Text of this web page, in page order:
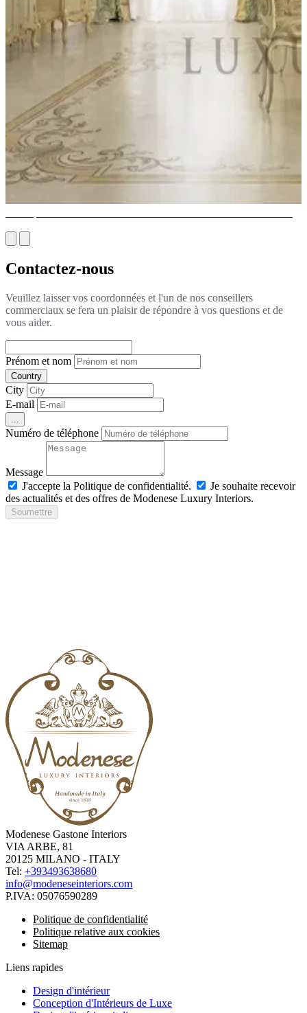
Contactez-nous
Veuillez laisser vos coordonnées et l'un de nos conseillers
commerciaux se fera un plaisir de répondre à vos questions et de
vous aider.
Prénom et nom
Country
City
E-mail
Numéro de téléphone
Message
J'accepte la Politique de confidentialité.
Je souhaite recevoir
des actualités et des offres de Modenese Luxury Interiors.
Soumettre
Modenese Gastone Interiors
VIA ARBE, 81
20125 MILANO - ITALY
Tel: +393493638680
info@modeneseinteriors.com
P.IVA: 05076590289
Politique de confidentialité
Politique relative aux cookies
Sitemap
Liens rapides
Design d'intérieur
Conception d'Intérieurs de Luxe